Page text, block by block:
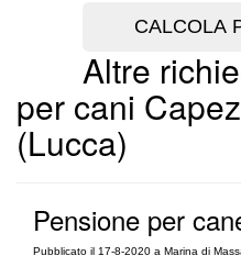
Altre
per cani
(Lucca)
Pensione per
Pubblicato il 17-8-2020 a Marina di